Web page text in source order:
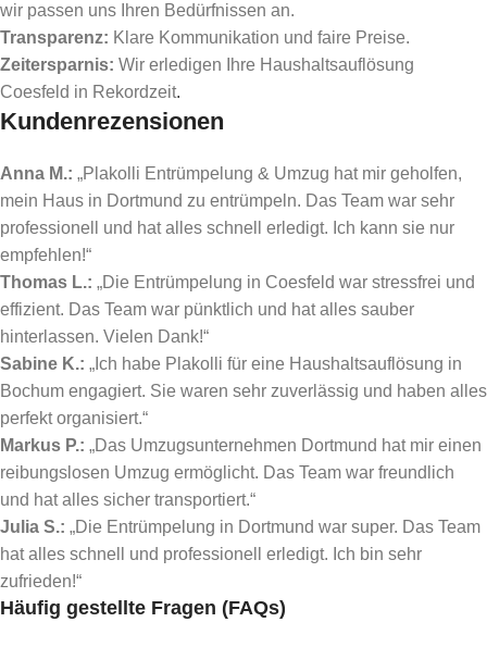
wir passen uns Ihren Bedürfnissen an.
Transparenz: Klare Kommunikation und faire Preise.
Zeitersparnis: Wir erledigen Ihre Haushaltsauflösung
Coesfeld in Rekordzeit.
Kundenrezensionen
Anna M.: „Plakolli Entrümpelung & Umzug hat mir geholfen,
mein Haus in Dortmund zu entrümpeln. Das Team war sehr
professionell und hat alles schnell erledigt. Ich kann sie nur
empfehlen!“
Thomas L.: „Die Entrümpelung in Coesfeld war stressfrei und
effizient. Das Team war pünktlich und hat alles sauber
hinterlassen. Vielen Dank!“
Sabine K.: „Ich habe Plakolli für eine Haushaltsauflösung in
Bochum engagiert. Sie waren sehr zuverlässig und haben alles
perfekt organisiert.“
Markus P.: „Das Umzugsunternehmen Dortmund hat mir einen
reibungslosen Umzug ermöglicht. Das Team war freundlich
und hat alles sicher transportiert.“
Julia S.: „Die Entrümpelung in Dortmund war super. Das Team
hat alles schnell und professionell erledigt. Ich bin sehr
zufrieden!“
Häufig gestellte Fragen (FAQs)